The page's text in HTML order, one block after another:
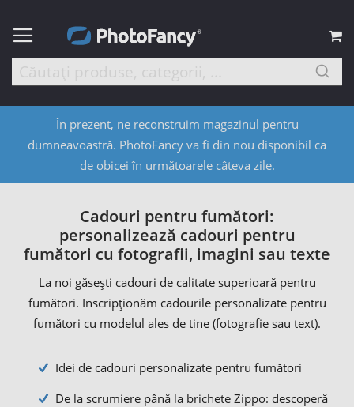
În prezent, ne reconstruim magazinul pentru
dumneavoastră. PhotoFancy va fi din nou disponibil ca
de obicei în următoarele câteva zile.
Cadouri pentru fumători:
personalizează cadouri pentru
fumători cu fotografii, imagini sau texte
La noi găsești cadouri de calitate superioară pentru
fumători. Inscripționăm cadourile personalizate pentru
fumători cu modelul ales de tine (fotografie sau text).
Idei de cadouri personalizate pentru fumători
De la scrumiere până la brichete Zippo: descoperă